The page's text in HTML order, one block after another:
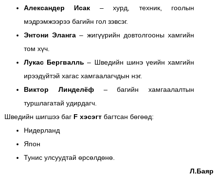
Александер Исак – хурд, техник, гоолын
мэдрэмжээрээ багийн гол зэвсэг.
Энтони Эланга – жигүүрийн довтолгооны хамгийн
том хүч.
Лукас Бергвалль – Шведийн шинэ үеийн хамгийн
ирээдүйтэй хагас хамгаалагчдын нэг.
Виктор Линделёф– багийн хамгаалалтын
туршлагатай удирдагч.
Шведийн шигшээ баг F хэсэгтбагтсан бөгөөд:
Нидерланд
Япон
Тунис улсуудтай өрсөлдөнө.
Л.Баяр